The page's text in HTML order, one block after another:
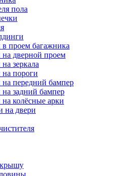
пола
проем багажника
на дверной проем
зеркала
пороги
передний бампер
задний бампер
колёсные арки
на двери
крышу